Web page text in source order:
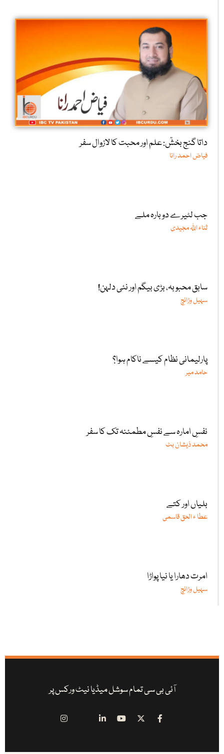
داتا گنج بخشؒ: علم اور محبت کا لازوال سفر
فیاض احمد رانا
جب لٹیرے دوبارہ ملے
ثناء اللّٰہ مجیدی
سابق محبوبہ، بڑی بیگم اور نئی دلہن!
سہیل وڑائچ
پارلیمانی نظام کیسے ناکام ہوا؟
حامد میر
نفسِ امارہ سے نفسِ مطمئنہ تک کا سفر
محمد ذیشان بٹ
بلیاں اور کتے
عطا ء الحق قاسمی
امرت دھارا یا نیا پواڑا
سہیل وڑائچ
آئی بی سی تمام سوشل میڈیا نیٹ ورکس پر